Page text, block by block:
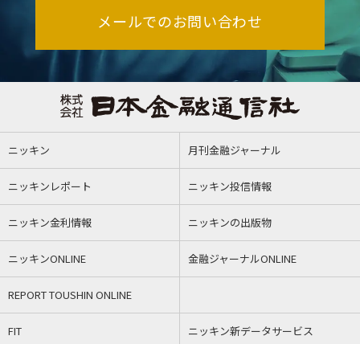
メールでのお問い合わせ
ニッキン 月刊金融ジャーナル
ニッキンレポート ニッキン投信情報
ニッキン金利情報 ニッキンの出版物
ニッキンONLINE 金融ジャーナルONLINE
REPORT TOUSHIN ONLINE
FIT ニッキン新データサービス